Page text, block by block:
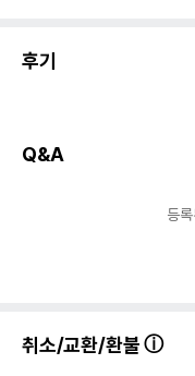
후기
Q&A
등
취소/교환/환불